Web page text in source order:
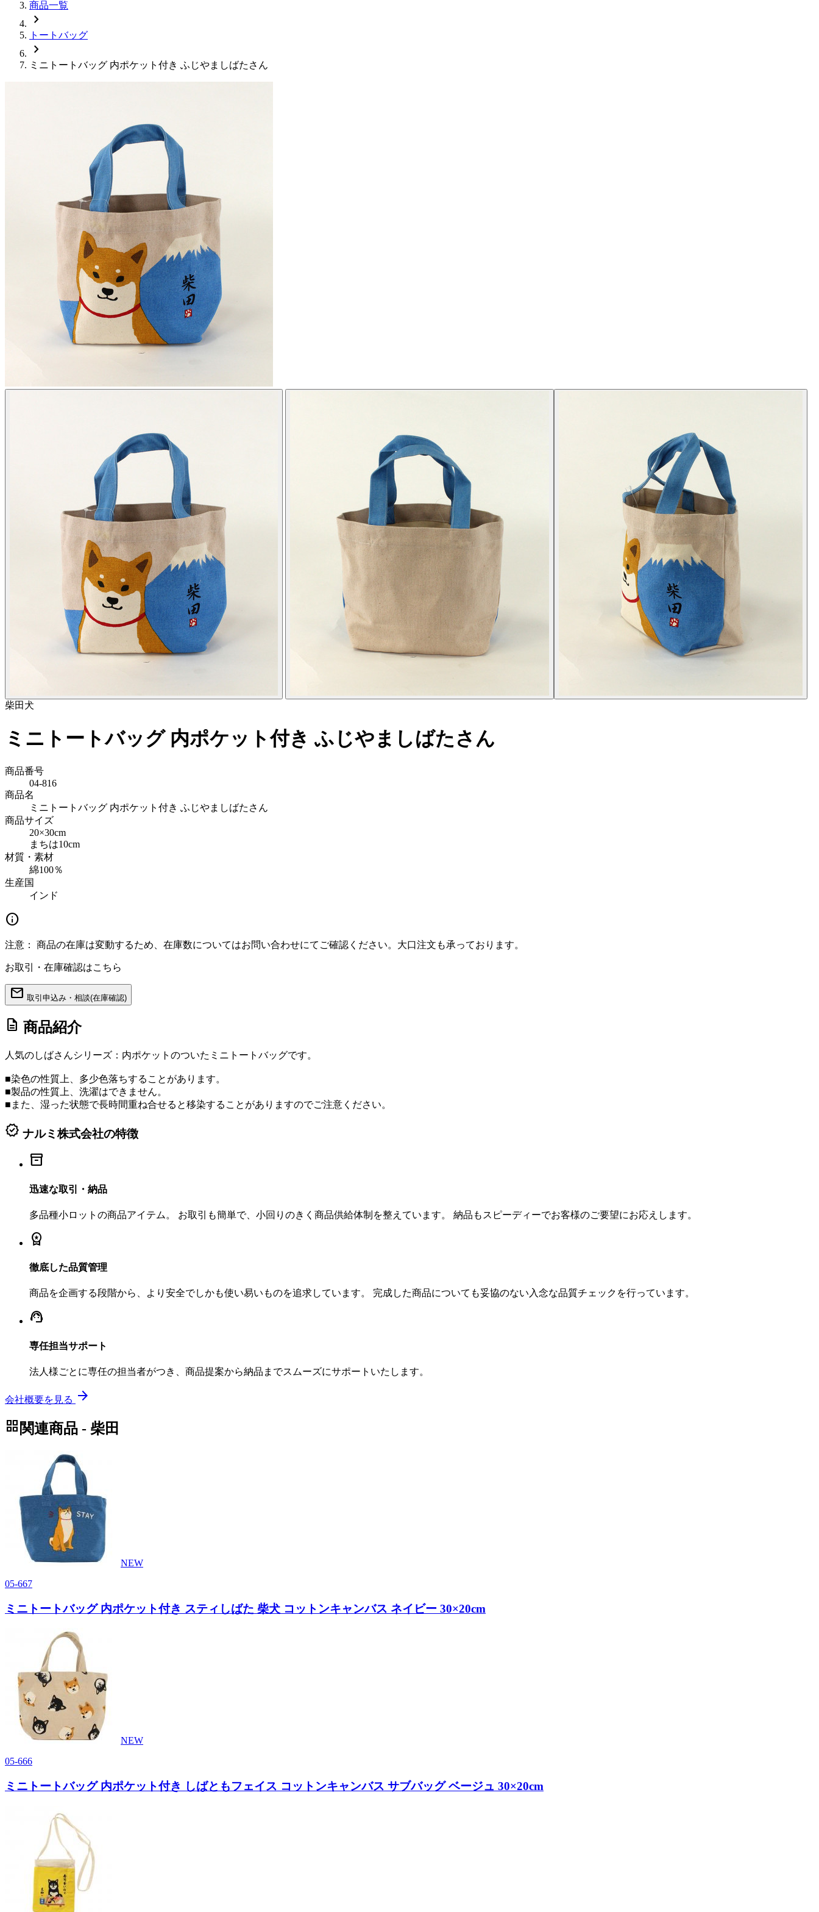
商品一覧
chevron_right
トートバッグ
chevron_right
ミニトートバッグ 内ポケット付き ふじやましばたさん
柴田 犬
ミニトートバッグ 内ポケット付き ふじやましばたさん
商品番号
04-816
商品名
ミニトートバッグ 内ポケット付き ふじやましばたさん
商品サイズ
20×30cm
まちは10cm
材質・素材
綿100％
生産国
インド
info
注意： 商品の在庫は変動するため、在庫数についてはお問い合わせにてご確認ください。大口注文も承っております。
お取引・在庫確認はこちら
mail 取引申込み・相談(在庫確認)
description 商品紹介
人気のしばさんシリーズ：内ポケットのついたミニトートバッグです。
■染色の性質上、多少色落ちすることがあります。
■製品の性質上、洗濯はできません。
■また、湿った状態で長時間重ね合せると移染することがありますのでご注意ください。
verified ナルミ株式会社の特徴
inventory_2
迅速な取引・納品
多品種小ロットの商品アイテム。 お取引も簡単で、小回りのきく商品供給体制を整えています。 納品もスピーディーでお客様のご要望にお応えします。
workspace_premium
徹底した品質管理
商品を企画する段階から、より安全でしかも使い易いものを追求しています。 完成した商品についても妥協のない入念な品質チェックを行っています。
support_agent
専任担当サポート
法人様ごとに専任の担当者がつき、商品提案から納品までスムーズにサポートいたします。
会社概要を見る arrow_forward
grid_view 関連商品 - 柴田
NEW
05-667
ミニトートバッグ 内ポケット付き スティしばた 柴犬 コットンキャンバス ネイビー 30×20cm
NEW
05-666
ミニトートバッグ 内ポケット付き しばともフェイス コットンキャンバス サブバッグ ベージュ 30×20cm